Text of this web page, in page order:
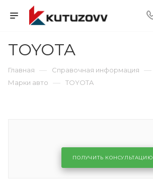
TOYOTA
Главная — Справочная информация —
Марки авто — TOYOTA
ПОЛУЧИТЬ КОНСУЛЬТАЦИЮ